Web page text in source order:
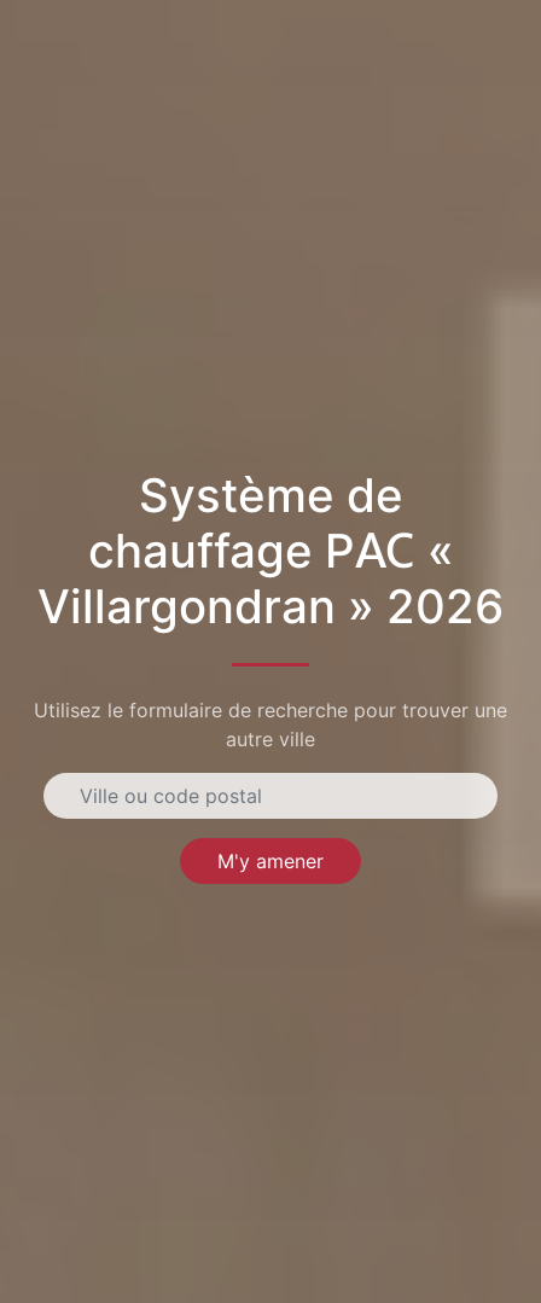
Système de
chauffage PAC «
Villargondran » 2026
Utilisez le formulaire de recherche pour trouver une
autre ville
M'y amener